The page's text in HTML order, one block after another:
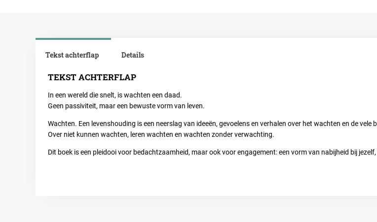
Tekst achterflap
TEKST ACHTERFLAP
In een wereld die snelt, is wachten een daad.
Geen passiviteit, maar een bewuste vorm van leven.
Wachten. Een levenshouding is een neerslag van ideeën, gevoelens en verhalen over het wachten en de
Over niet kunnen wachten, leren wachten en wachten zonder verwachting.
Dit boek is een pleidooi voor bedachtzaamheid, maar ook voor engagement: een vorm van nabijheid bij jezelf,
Details